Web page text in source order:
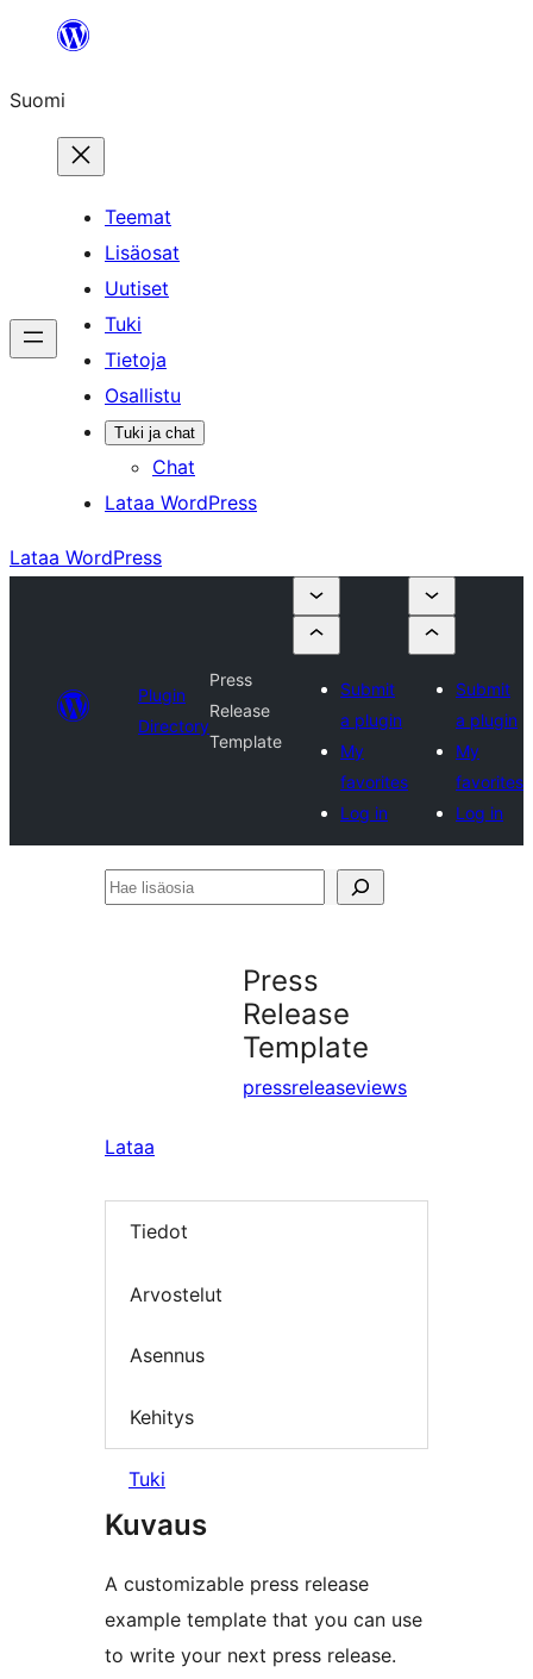
Suomi
Teemat
Lisäosat
Uutiset
Tuki
Tietoja
Osallistu
Tuki ja chat
Chat
Lataa WordPress
Lataa WordPress
Plugin
Directory
Press
Release
Template
Submit
a plugin
My
favorites
Log in
Submit
a plugin
My
favorites
Log in
Hae
Press
Release
Template
pressreleaseviews
Lataa
Tiedot
Arvostelut
Asennus
Kehitys
Tuki
Kuvaus
A customizable press release
example template that you can use
to write your next press release.